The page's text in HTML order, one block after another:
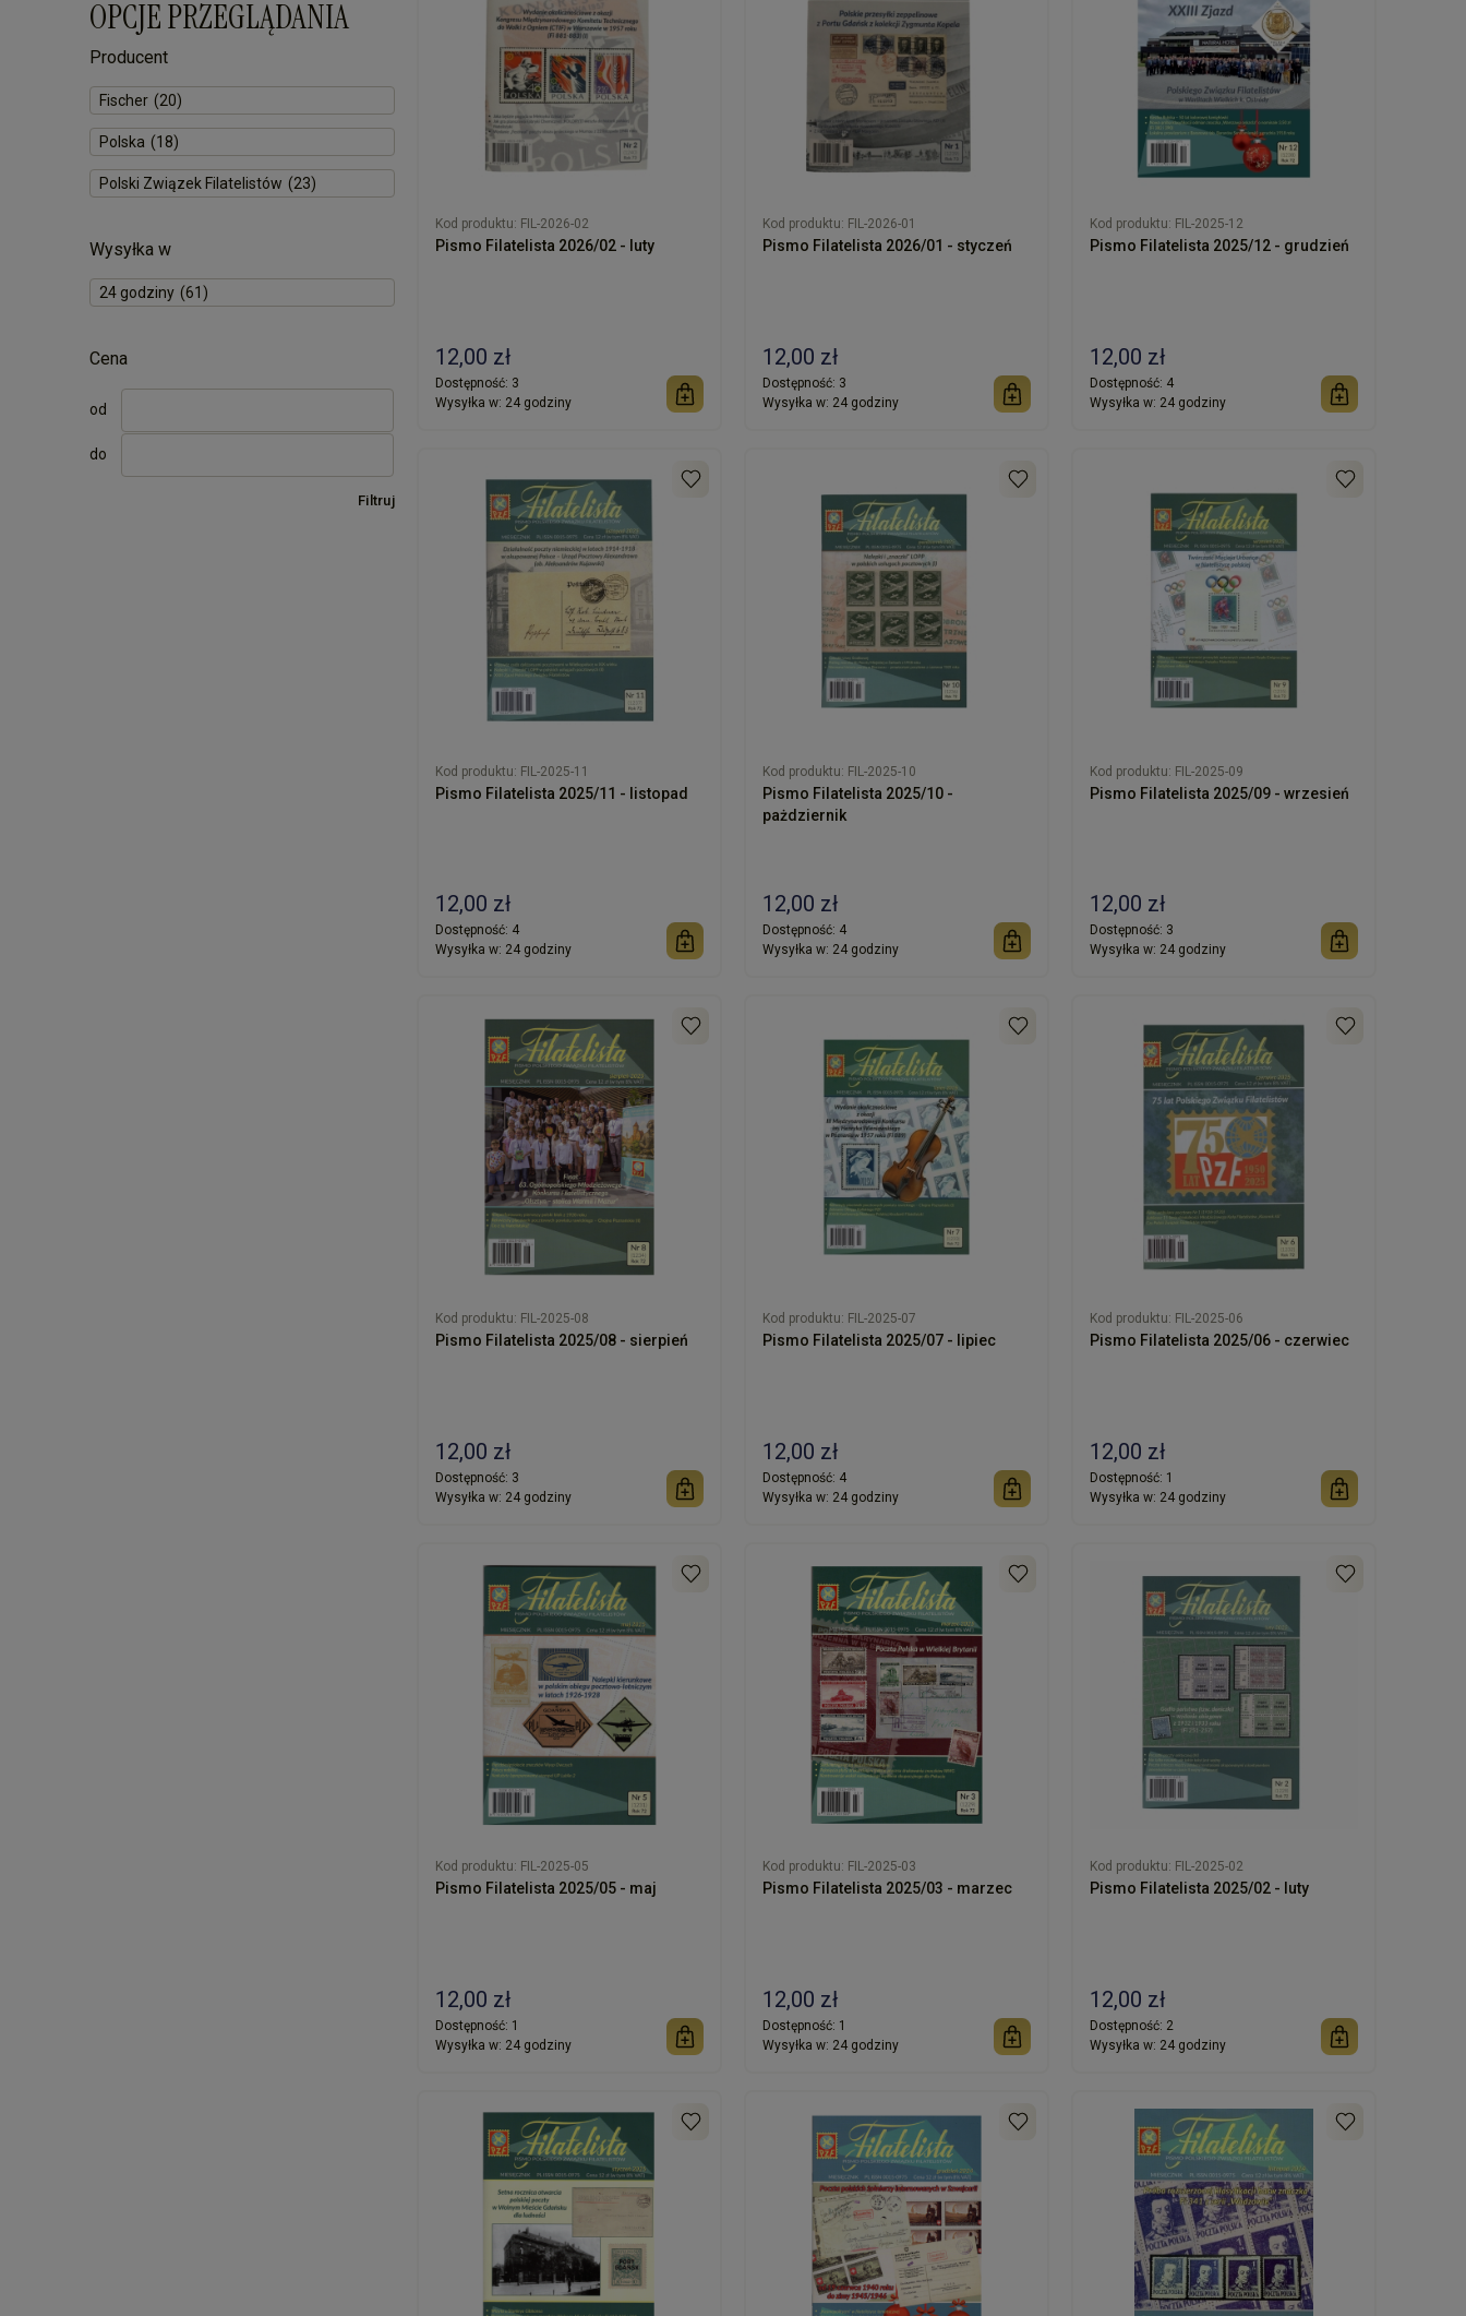
OPCJE PRZEGLĄDANIA
Producent
Fischer (20)
Polska (18)
Polski Związek Filatelistów (23)
Wysyłka w
24 godziny (61)
Cena
od
do
Filtruj
Kod produktu: FIL-2026-02
Pismo Filatelista 2026/02 - luty
12,00 zł
Dostępność: 3
Wysyłka w: 24 godziny
Kod produktu: FIL-2026-01
Pismo Filatelista 2026/01 - styczeń
12,00 zł
Dostępność: 3
Wysyłka w: 24 godziny
Kod produktu: FIL-2025-12
Pismo Filatelista 2025/12 - grudzień
12,00 zł
Dostępność: 4
Wysyłka w: 24 godziny
Kod produktu: FIL-2025-11
Pismo Filatelista 2025/11 - listopad
12,00 zł
Dostępność: 4
Wysyłka w: 24 godziny
Kod produktu: FIL-2025-10
Pismo Filatelista 2025/10 -
pażdziernik
12,00 zł
Dostępność: 4
Wysyłka w: 24 godziny
Kod produktu: FIL-2025-09
Pismo Filatelista 2025/09 - wrzesień
12,00 zł
Dostępność: 3
Wysyłka w: 24 godziny
Kod produktu: FIL-2025-08
Pismo Filatelista 2025/08 - sierpień
12,00 zł
Dostępność: 3
Wysyłka w: 24 godziny
Kod produktu: FIL-2025-07
Pismo Filatelista 2025/07 - lipiec
12,00 zł
Dostępność: 4
Wysyłka w: 24 godziny
Kod produktu: FIL-2025-06
Pismo Filatelista 2025/06 - czerwiec
12,00 zł
Dostępność: 1
Wysyłka w: 24 godziny
Kod produktu: FIL-2025-05
Pismo Filatelista 2025/05 - maj
12,00 zł
Dostępność: 1
Wysyłka w: 24 godziny
Kod produktu: FIL-2025-03
Pismo Filatelista 2025/03 - marzec
12,00 zł
Dostępność: 1
Wysyłka w: 24 godziny
Kod produktu: FIL-2025-02
Pismo Filatelista 2025/02 - luty
12,00 zł
Dostępność: 2
Wysyłka w: 24 godziny